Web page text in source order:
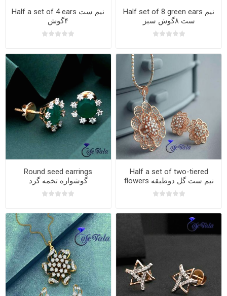
Half a set of 4 ears نیم ست
۴گوش
Half set of 8 green ears نیم
ست ۸گوش سبز
Round seed earrings
گوشواره تخمه گرد
Half a set of two-tiered
flowers نیم ست گل دوطبقه